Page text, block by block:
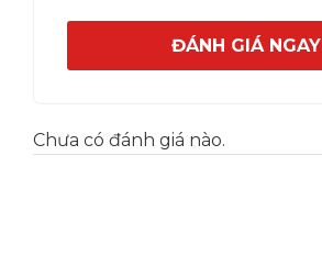
ĐÁNH GIÁ NGAY
Chưa có đánh giá nào.